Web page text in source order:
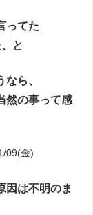
ってた
と
ら、
然の事って感
09(金)
因は不明のま